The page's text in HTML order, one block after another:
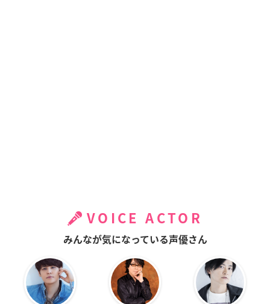
VOICE ACTOR
みんなが気になっている声優さん